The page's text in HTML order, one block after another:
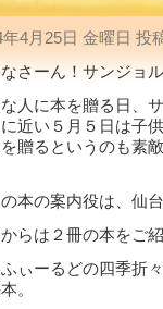
年4月25日 金曜日 投
さーん！サンジョ
人に本を贈る日、
近い５月５日は子
贈るというのも素
本の案内役は、仙台
らは２冊の本をご紹
ぃーるどの四季折
。